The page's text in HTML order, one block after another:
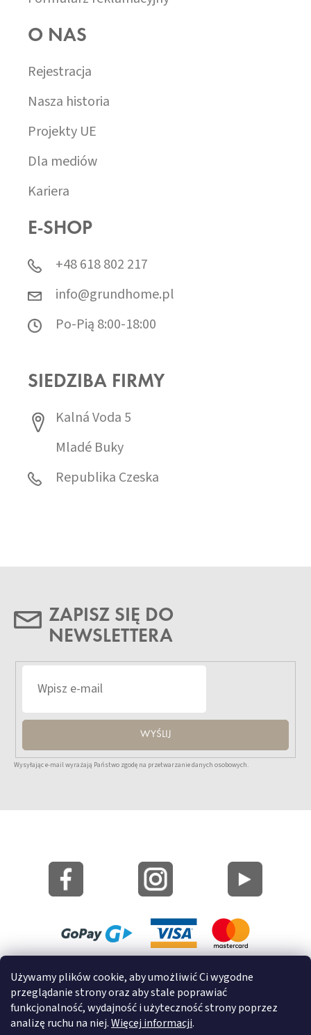
Używamy plików cookie, aby umożliwić Ci wygodne
przeglądanie strony oraz aby stale poprawiać
funkcjonalność, wydajność i użyteczność strony poprzez
analizę ruchu na niej.Więcej informacji.
O NAS
Rejestracja
Nasza historia
Projekty UE
Dla mediów
Kariera
E-SHOP
+48 618 802 217
info@grundhome.pl
Po-Pią 8:00-18:00
SIEDZIBA FIRMY
Kalná Voda 5
Mladé Buky
Republika Czeska
ZAPISZ SIĘ DO
NEWSLETTERA
WYŚLIJ
Wysyłając e-mail wyrażają Państwo zgodę na przetwarzanie danych osobowych.
Informacje o cookies
© 2022 GRUND a.s.